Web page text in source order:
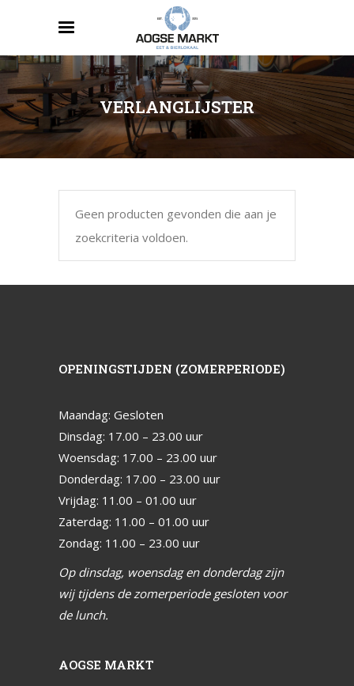
VERLANGLIJSTER
Geen producten gevonden die aan je
zoekcriteria voldoen.
OPENINGSTIJDEN (ZOMERPERIODE)
Maandag: Gesloten
Dinsdag: 17.00 – 23.00 uur
Woensdag: 17.00 – 23.00 uur
Donderdag: 17.00 – 23.00 uur
Vrijdag: 11.00 – 01.00 uur
Zaterdag: 11.00 – 01.00 uur
Zondag: 11.00 – 23.00 uur
Op dinsdag, woensdag en donderdag zijn
wij tijdens de zomerperiode gesloten voor
de lunch.
AOGSE MARKT